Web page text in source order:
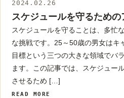
2024.02.26
スケジュールを守るための
スケジュールを守ることは、多忙
な挑戦です。25～50歳の男女はキ
目標という三つの大きな領域でバ
ます。この記事では、スケジュー
させるため […]
READ MORE